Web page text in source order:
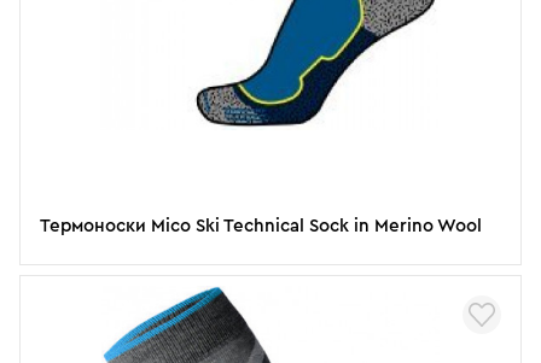
Термоноски Mico Ski Technical Sock in Merino Wool